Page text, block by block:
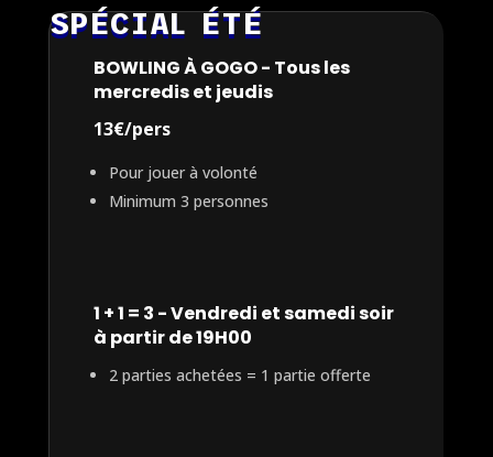
SPÉCIAL ÉTÉ
BOWLING À GOGO - Tous les
mercredis et jeudis
13€/pers
Pour jouer à volonté
Minimum 3 personnes
1 + 1 = 3 - Vendredi et samedi soir
à partir de 19H00
2 parties achetées = 1 partie offerte